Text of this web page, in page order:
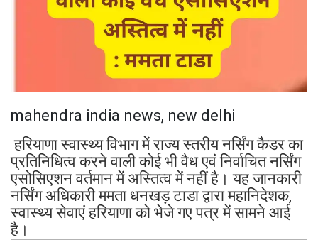
mahendra india news, new delhi
हरियाणा स्वास्थ्य विभाग में राज्य स्तरीय नर्सिंग कैडर का
प्रतिनिधित्व करने वाली कोई भी वैध एवं निर्वाचित नर्सिंग
एसोसिएशन वर्तमान में अस्तित्व में नहीं है। यह जानकारी
नर्सिंग अधिकारी ममता धनखड़ टाडा द्वारा महानिदेशक,
स्वास्थ्य सेवाएं हरियाणा को भेजे गए पत्र में सामने आई
है।